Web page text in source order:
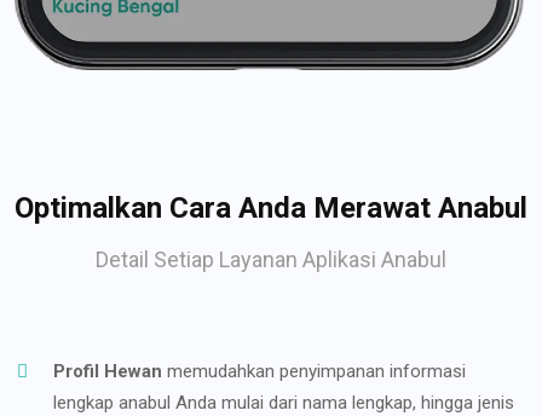
Optimalkan Cara Anda Merawat Anabul
Detail Setiap Layanan Aplikasi Anabul
Profil Hewan memudahkan penyimpanan informasi
lengkap anabul Anda mulai dari nama lengkap, hingga jenis